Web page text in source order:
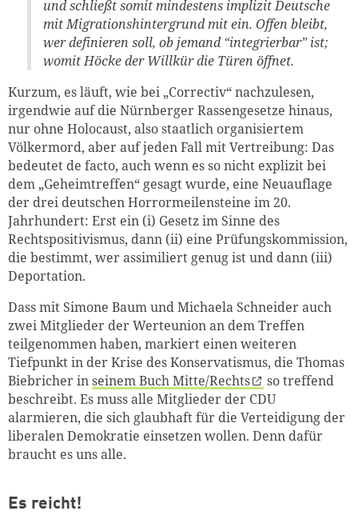
und schließt somit mindestens implizit Deutsche
mit Migrationshintergrund mit ein. Offen bleibt,
wer definieren soll, ob jemand “integrierbar” ist;
womit Höcke der Willkür die Türen öffnet.
Kurzum, es läuft, wie bei „Correctiv“ nachzulesen,
irgendwie auf die Nürnberger Rassengesetze hinaus,
nur ohne Holocaust, also staatlich organisiertem
Völkermord, aber auf jeden Fall mit Vertreibung: Das
bedeutet de facto, auch wenn es so nicht explizit bei
dem „Geheimtreffen“ gesagt wurde, eine Neuauflage
der drei deutschen Horrormeilensteine im 20.
Jahrhundert: Erst ein (i) Gesetz im Sinne des
Rechtspositivismus, dann (ii) eine Prüfungskommission,
die bestimmt, wer assimiliert genug ist und dann (iii)
Deportation.
Dass mit Simone Baum und Michaela Schneider auch
zwei Mitglieder der Werteunion an dem Treffen
teilgenommen haben, markiert einen weiteren
Tiefpunkt in der Krise des Konservatismus, die Thomas
Biebricher inseinem Buch Mitte/Rechts
so treffend
beschreibt. Es muss alle Mitglieder der CDU
alarmieren, die sich glaubhaft für die Verteidigung der
liberalen Demokratie einsetzen wollen. Denn dafür
braucht es uns alle.
Es reicht!